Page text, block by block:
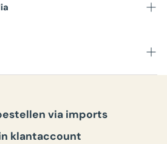
via imports
klantaccount